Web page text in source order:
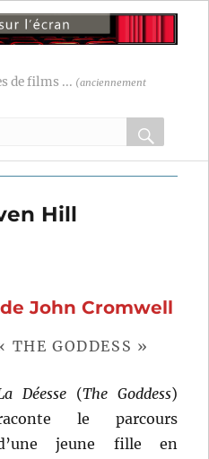
de films ... (anciennement
OK
Hill
de John Cromwell
GODDESS »
Déesse (The Goddess)
le parcours
jeune fille en